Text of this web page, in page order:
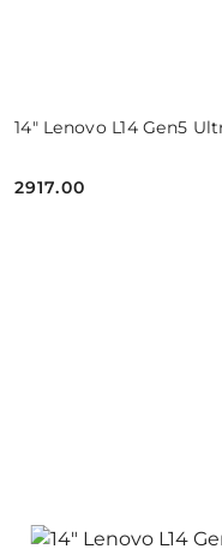
14" Lenovo L14 Gen5
Cena:
2917.00